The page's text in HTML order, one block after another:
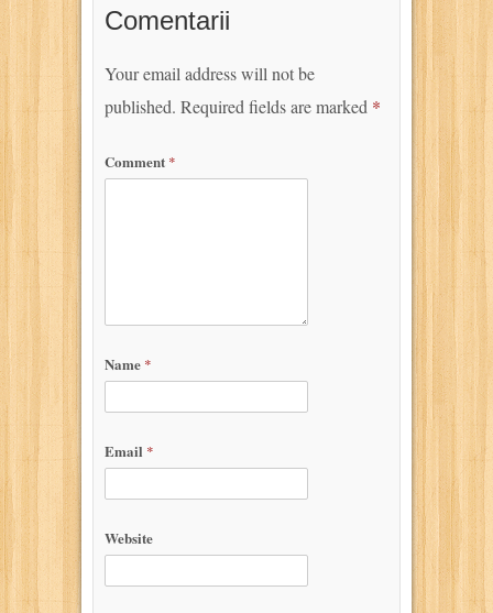
Comentarii
Your email address will not be
published. Required fields are marked *
Comment *
Name *
Email *
Website